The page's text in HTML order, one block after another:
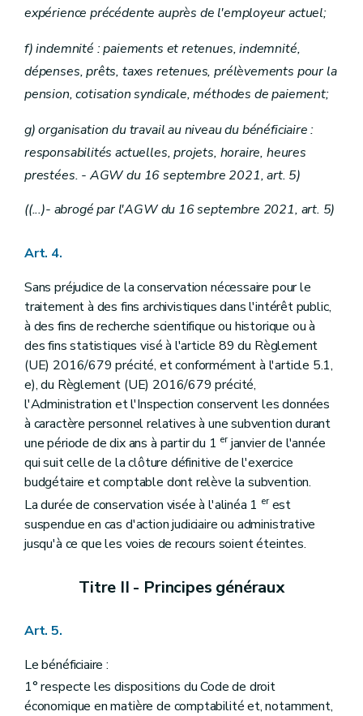
expérience précédente auprès de l'employeur actuel;
f) indemnité : paiements et retenues, indemnité,
dépenses, prêts, taxes retenues, prélèvements pour la
pension, cotisation syndicale, méthodes de paiement;
g) organisation du travail au niveau du bénéficiaire :
responsabilités actuelles, projets, horaire, heures
prestées. - AGW du 16 septembre 2021, art. 5)
((...)- abrogé par l'AGW du 16 septembre 2021, art. 5)
Art. 4.
Sans préjudice de la conservation nécessaire pour le
traitement à des fins archivistiques dans l'intérêt public,
à des fins de recherche scientifique ou historique ou à
des fins statistiques visé à l'article 89 du Règlement
(UE) 2016/679 précité, et conformément à l'article 5.1,
e), du Règlement (UE) 2016/679 précité,
l'Administration et l'Inspection conservent les données
à caractère personnel relatives à une subvention durant
une période de dix ans à partir du 1 erjanvier de l'année
qui suit celle de la clôture définitive de l'exercice
budgétaire et comptable dont relève la subvention.
La durée de conservation visée à l'alinéa 1 erest
suspendue en cas d'action judiciaire ou administrative
jusqu'à ce que les voies de recours soient éteintes.
Titre II - Principes généraux
Art. 5.
Le bénéficiaire :
1° respecte les dispositions du Code de droit
économique en matière de comptabilité et, notamment,